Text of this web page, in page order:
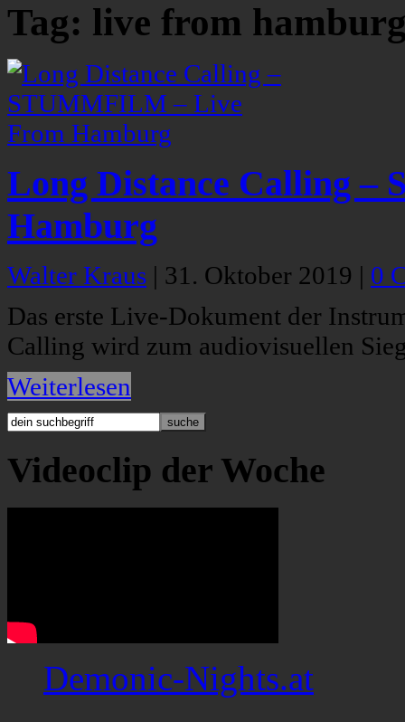
Tag: live from
Long Distance Calling
Hamburg
Walter Kraus | 31. Oktober 2019 | 0
Das erste Live-Dokument der
Calling wird zum audiovisuellen
Weiterlesen
Videoclip der Woche
Demonic-Nights.at